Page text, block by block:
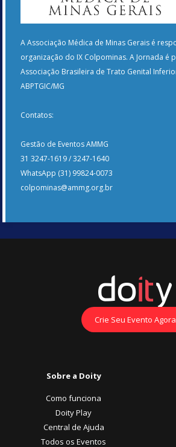
A Associação Médica de Minas Gerais é
organização do IX Colpominas. A Jornada é
Associação Brasileira de Trato Genital
ABPTGIC/MG
Contatos:
Gestão de Eventos AMMG
31 3247-1619 / 3247-1640
WhatsApp (31) 99824-0073
colpominas@ammg.org.br
Crie Seu Evento Agora
Sobre a Doity
Como funciona
Doity Play
Central de Ajuda
Todos os Eventos